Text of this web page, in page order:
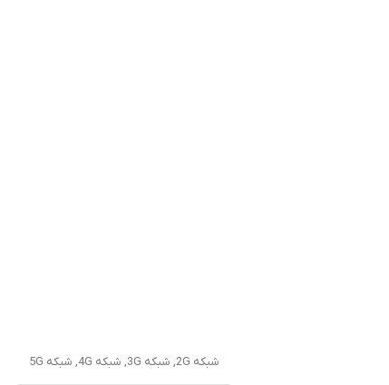
شبکه 2G , شبکه 3G , شبکه 4G , شبکه 5G